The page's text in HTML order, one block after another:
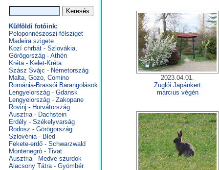
Külföldi fotóink:
Peloponnészoszi-félsziget
Madeira szigete
Kozí chrbát - Szlovákia,
Görögország - Athén
Kréta - Kelet-Kréta
Szász Svájc - Németország
Malta, Gozo, Comino
Románia-Brassói Barangolások
Lengyelország - Gdansk
Lengyelország - Zakopane
Rovinj - Horvátország
Ausztria - Dachstein
Erdély - Székelyvarság
Rodosz - Görögország
Szlovénia - Bled
Fekete-erdő - Schwarzwald
Montenegró - Tivat
Ausztria - Medve-szurdok
Alacsony Tátra - Gyömbér
2023.04.01.
Zuglói Japánkert
március végén